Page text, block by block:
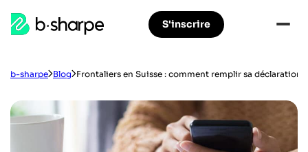
Aller
navigation
Aller
principal
b-
sharpe
S'inscrire
b-sharpe Blog Frontaliers en Suisse : comment remplir sa déclaration